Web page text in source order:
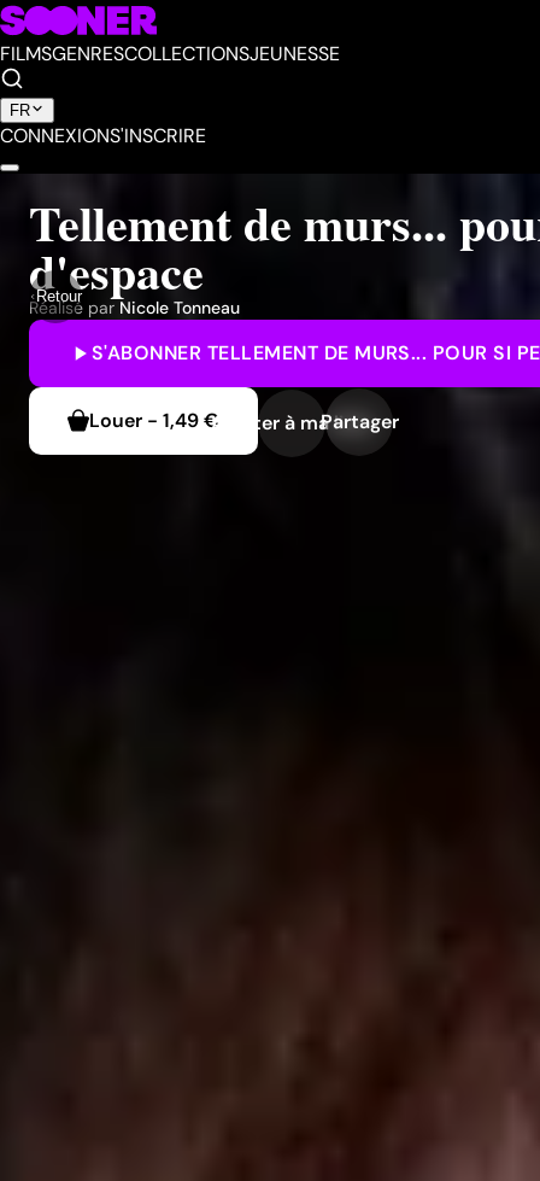
FILMSGENRESCOLLECTIONSJEUNESSE
FR
CONNEXIONS'INSCRIRE
Retour
Tellement de murs...
d'espace
Réalisé par Nicole Tonneau
S'ABONNER TELLEMENT DE MURS... POUR SI
Louer - 1,49 €Ajouter à ma liste
Partager